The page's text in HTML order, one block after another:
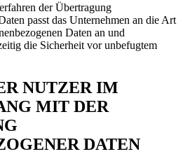
der Übertragung
passt das Unternehmen an die Art
Daten an und
die Sicherheit vor unbefugtem
NUTZER IM
MIT DER
DATEN